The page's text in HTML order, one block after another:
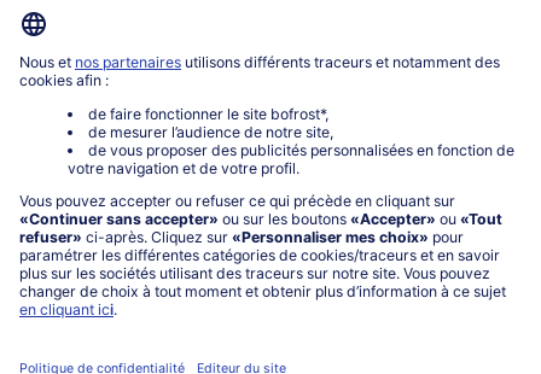
À propos de bofrost*